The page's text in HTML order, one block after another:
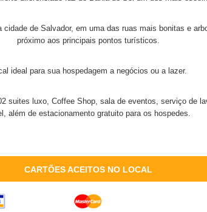
de Salvador, em uma das ruas mais bonitas e
próximo aos principais pontos turísticos.
ideal para sua hospedagem a negócios ou a lazer.
suites luxo, Coffee Shop, sala de eventos, serviço de
além de estacionamento gratuito para os hospedes.
CARTÕES ACEITOS NO LOCAL